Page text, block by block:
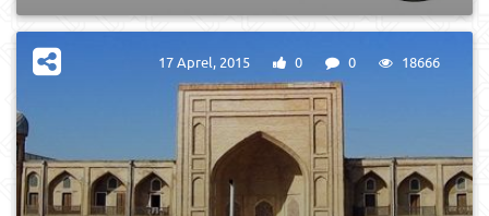
17 Aprel, 2015 0 0 18666